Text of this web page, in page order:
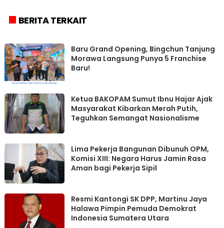
BERITA TERKAIT
‎Baru Grand Opening, Bingchun Tanjung
Morawa Langsung Punya 5 Franchise
Ketua BAKOPAM Sumut Ibnu Hajar Ajak
Masyarakat Kibarkan Merah Putih,
Teguhkan Semangat Nasionalisme
Lima Pekerja Bangunan Dibunuh OPM,
Komisi XIII: Negara Harus Jamin Rasa
Aman bagi Pekerja Sipil
Resmi Kantongi SK DPP, Martinu Jaya
Halawa Pimpin Pemuda Demokrat
Indonesia Sumatera Utara